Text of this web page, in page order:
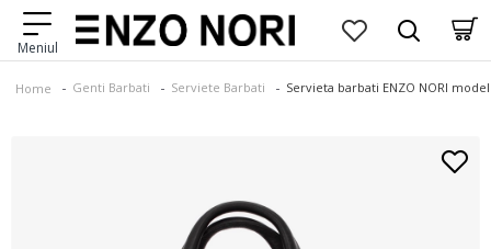
Home Genti Barbati Serviete Barbati Servieta barbati ЕNZO NORI